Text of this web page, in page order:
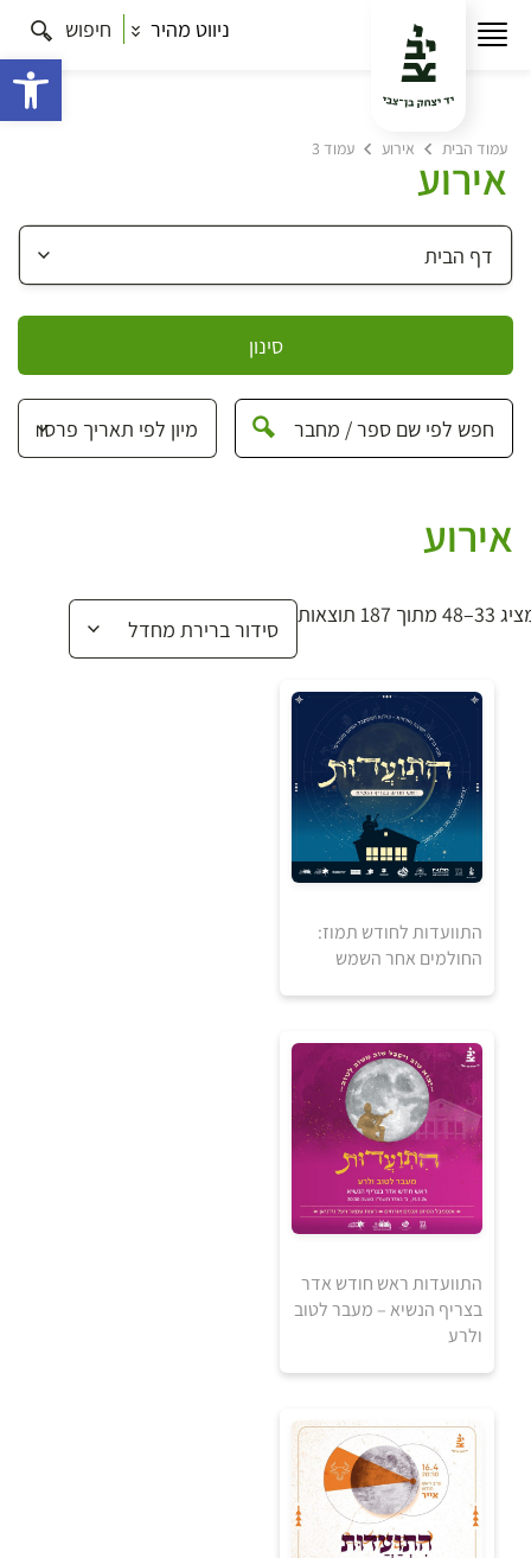
ניווט מהיר חיפוש
עמוד הבית אירוע עמוד 3
אירוע
סינון
אירוע
מתוך 187 תוצאות
0
₪
התוועדות לחודש תמוז:
החולמים אחר השמש
התוועדות ראש חודש אדר
בצריף הנשיא – מעבר לטוב
ולרע